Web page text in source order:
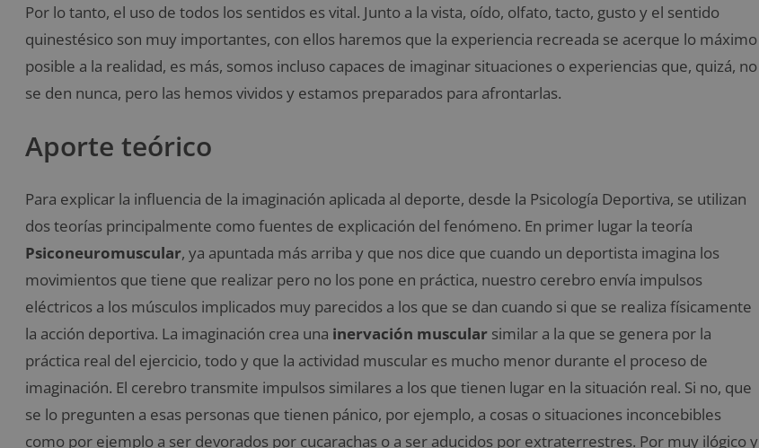
Por lo tanto, el uso de todos los sentidos es vital. Junto a la vista, oído, olfato, tacto, gusto y el sentido
quinestésico son muy importantes, con ellos haremos que la experiencia recreada se acerque lo máximo
posible a la realidad, es más, somos incluso capaces de imaginar situaciones o experiencias que, quizá, no
se den nunca, pero las hemos vividos y estamos preparados para afrontarlas.
Aporte teórico
Para explicar la influencia de la imaginación aplicada al deporte, desde la Psicología Deportiva, se utilizan
dos teorías principalmente como fuentes de explicación del fenómeno. En primer lugar la teoría
Psiconeuromuscular, ya apuntada más arriba y que nos dice que cuando un deportista imagina los
movimientos que tiene que realizar pero no los pone en práctica, nuestro cerebro envía impulsos
eléctricos a los músculos implicados muy parecidos a los que se dan cuando si que se realiza físicamente
la acción deportiva. La imaginación crea una inervación muscular similar a la que se genera por la
práctica real del ejercicio, todo y que la actividad muscular es mucho menor durante el proceso de
imaginación. El cerebro transmite impulsos similares a los que tienen lugar en la situación real. Si no, que
se lo pregunten a esas personas que tienen pánico, por ejemplo, a cosas o situaciones inconcebibles
como por ejemplo a ser devorados por cucarachas o a ser aducidos por extraterrestres. Por muy ilógico y